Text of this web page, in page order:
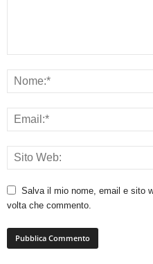
Salva il mio nome, email e sito
volta che commento.